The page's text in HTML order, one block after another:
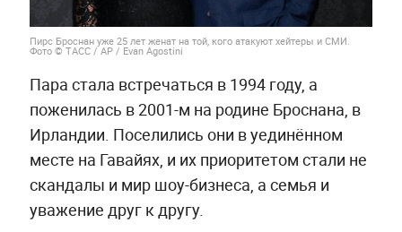
Пирс Броснан уже 25 лет женат на той, кого атакуют хейтеры и СМИ.
Фото © ТАСС / AP / Evan Agostini
Пара стала встречаться в 1994 году, а
поженилась в 2001-м на родине Броснана, в
Ирландии. Поселились они в уединённом
месте на Гавайях, и их приоритетом стали не
скандалы и мир шоу-бизнеса, а семья и
уважение друг к другу.